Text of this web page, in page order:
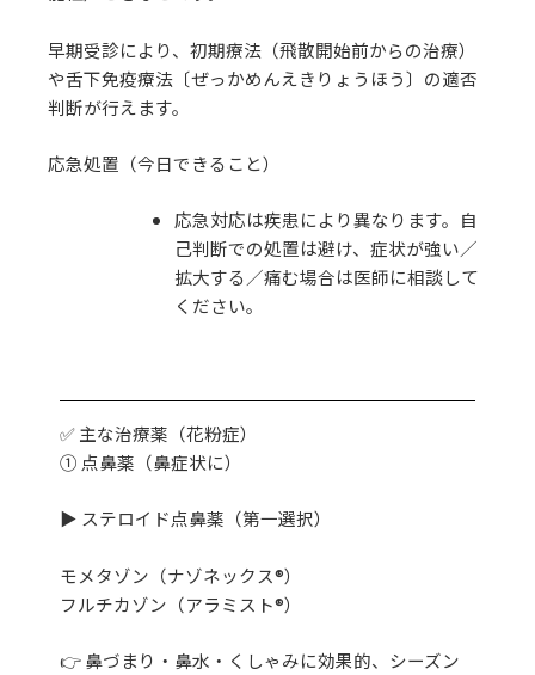
早期受診により、初期療法（飛散開始前からの治療）
や舌下免疫療法〔ぜっかめんえきりょうほう〕の適否
判断が行えます。
応急処置（今日できること）
応急対応は疾患により異なります。自
己判断での処置は避け、症状が強い／
拡大する／痛む場合は医師に相談して
ください。
✅ 主な治療薬（花粉症）
① 点鼻薬（鼻症状に）
▶ ステロイド点鼻薬（第一選択）
モメタゾン（ナゾネックス®）
フルチカゾン（アラミスト®）
👉 鼻づまり・鼻水・くしゃみに効果的、シーズン